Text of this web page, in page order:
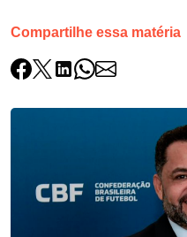
Compartilhe essa matéria